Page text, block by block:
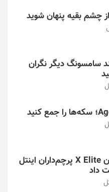
سامسونگ دیگر نگران
تراشه اسنپدراگون X Elite پرچم‌داران اینتل